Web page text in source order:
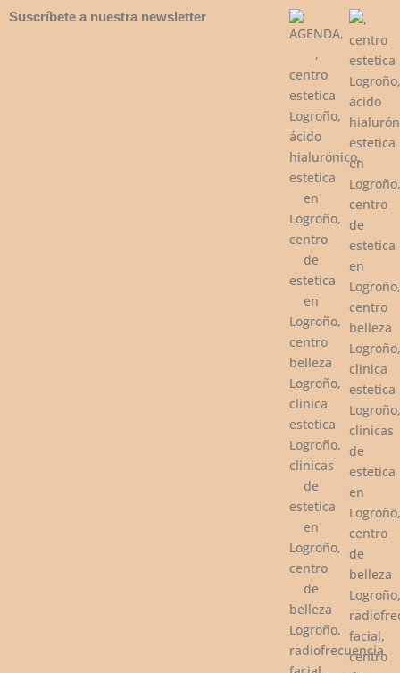
Suscríbete a nuestra newsletter